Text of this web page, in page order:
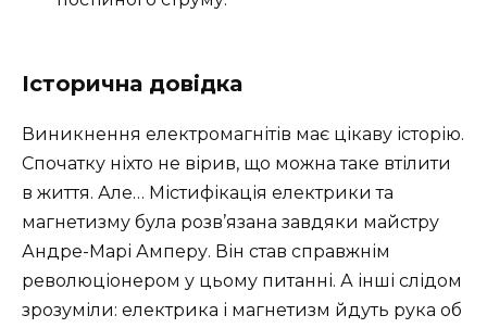
Історична довідка
Виникнення електромагнітів має цікаву історію.
Спочатку ніхто не вірив, що можна таке втілити
в життя. Але… Містифікація електрики та
магнетизму була розв’язана завдяки майстру
Андре-Марі Амперу. Він став справжнім
революціонером у цьому питанні. А інші слідом
зрозуміли: електрика і магнетизм йдуть рука об